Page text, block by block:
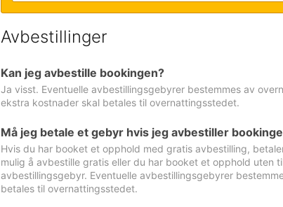
Avbestillinger
Kan jeg avbestille bookingen?
Ja visst. Eventuelle avbestillingsgebyrer bestemmes av
ekstra kostnader skal betales til overnattingsstedet.
Må jeg betale et gebyr hvis jeg avbestiller
Hvis du har booket et opphold med gratis avbestilling,
mulig å avbestille gratis eller du har booket et opphold uten
avbestillingsgebyr. Eventuelle avbestillingsgebyrer
betales til overnattingsstedet.